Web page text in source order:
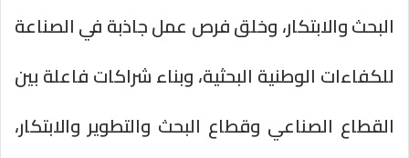
البحث والابتكار، وخلق فرص عمل جاذبة في الصناعة
للكفاءات الوطنية البحثية، وبناء شراكات فاعلة بين
القطاع الصناعي وقطاع البحث والتطوير والابتكار،